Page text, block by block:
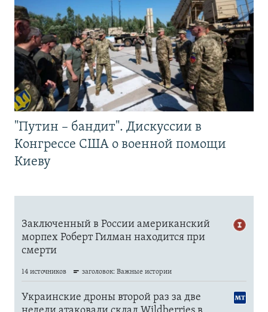
"Путин – бандит". Дискуссии в
Конгрессе США о военной помощи
Киеву